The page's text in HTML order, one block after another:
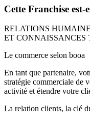
Elle réalise pour vous des
(cartes de visite,
digitale et réseaux
satisfaction…) en relayant
tout en fédérant une
à chaque partenaire est
Cette Franchise
RELATIONS
ET CONNAISSANCES
Le commerce selon booa
En tant que partenaire,
stratégie commerciale de
activité et étendre votre
La relation clients, la clé